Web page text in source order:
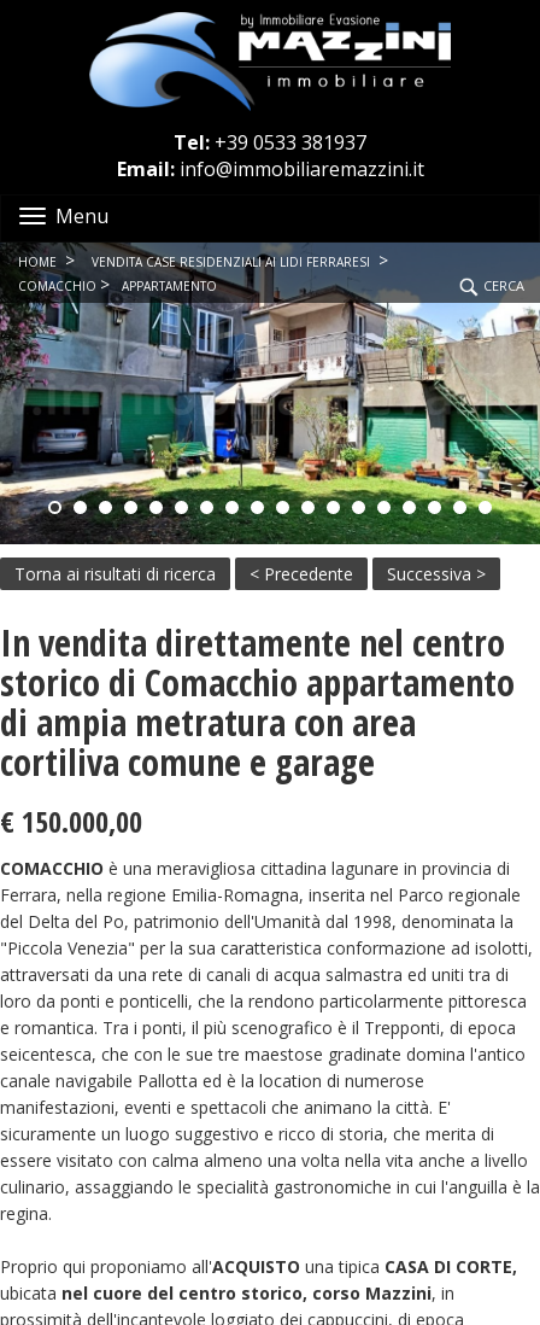
Tel: +39 0533 381937
Email: info@immobiliaremazzini.it
Menu
HOME > VENDITA CASE RESIDENZIALI AI LIDI FERRARESI >
COMACCHIO > APPARTAMENTO CERCA
Torna ai risultati di ricerca < Precedente Successiva >
In vendita direttamente nel centro
storico di Comacchio appartamento
di ampia metratura con area
cortiliva comune e garage
€ 150.000,00
COMACCHIO è una meravigliosa cittadina lagunare in provincia di
Ferrara, nella regione Emilia-Romagna, inserita nel Parco regionale
del Delta del Po, patrimonio dell'Umanità dal 1998, denominata la
"Piccola Venezia" per la sua caratteristica conformazione ad isolotti,
attraversati da una rete di canali di acqua salmastra ed uniti tra di
loro da ponti e ponticelli, che la rendono particolarmente pittoresca
e romantica. Tra i ponti, il più scenografico è il Trepponti, di epoca
seicentesca, che con le sue tre maestose gradinate domina l'antico
canale navigabile Pallotta ed è la location di numerose
manifestazioni, eventi e spettacoli che animano la città. E'
sicuramente un luogo suggestivo e ricco di storia, che merita di
essere visitato con calma almeno una volta nella vita anche a livello
culinario, assaggiando le specialità gastronomiche in cui l'anguilla è la
regina.
Proprio qui proponiamo all'ACQUISTO una tipica CASA DI CORTE,
ubicata nel cuore del centro storico, corso Mazzini, in
prossimità dell'incantevole loggiato dei cappuccini, di epoca